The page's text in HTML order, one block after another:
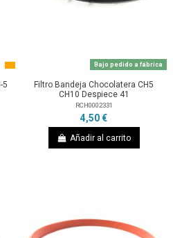
5
Bajo pedido a fábrica
Filtro Bandeja Chocolatera CH5
CH10 Despiece 41
RCH0002331
4,50 €
Añadir al carrito